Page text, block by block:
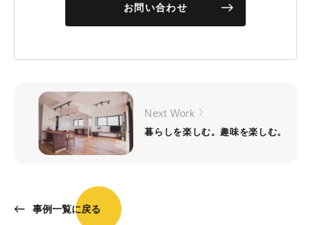
お問い合わせ
事例一覧に戻る
Next Work
暮らしを楽しむ。趣味を楽しむ。